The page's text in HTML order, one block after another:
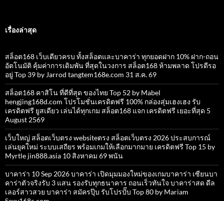
เรื่องล่าสุด
สล็อต168 เว็บเดียวครบ ทั้งสล็อตและบาคาร่า ทุกยอดฝาก 10% ฝาก-ถอน
อัตโนมัติ คุ้มค่าการเดิมพัน ที่สุดในวงการ สล็อต168 ห้ามพลาด โปรดีรอ
อยู่ Top 39 by Jarrod tangtem168e.com 31 ส.ค. 69
สล็อต168 คาสิโน ที่ดีที่สุด ของไทย Top 52 by Mabel
hengjing168d.com โปรโมชั่นเครดิตฟรี 100% กล่องสุ่มเฮงเฮง รับ
เครดิตฟรี ยูสเดียว เล่นได้ทุกเกม สล็อต168 แจก เครดิตฟรี เยอะที่สุด 5
August 2569
เว็บใหญ่ สล็อตเว็บตรง websiteตรง สล็อตเว็บตรง 2026 ประสบการณ์
เล่นยุคใหม่ ระบบเสถียร พร้อมเกมให้เลือกมากมาย เครดิตฟรี Top 15 by
Myrtle jin888.asia 10 สิงหาคม 69 พนัน
บาคาร่า 10 Sep 2026 บาคาร่า เปิดมุมมองใหม่ของเกมบาคาร่า เซียนบา
คาร่าตัวจริงรับ 3 แสน รองรับทุกธนาคาร ถอนเร็วทันใจ บาคาร่าสด ดีล
เลอร์สาวสวย บาคาร่า สมัครปุ๊บ รับโปรปั๊บ Top 80 by Mariam